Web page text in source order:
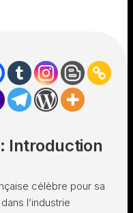
Introduction
célèbre pour sa
l’industrie